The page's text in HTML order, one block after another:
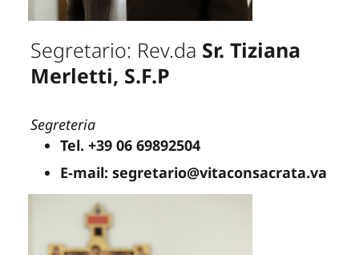
Segretario: Rev.da Sr. Tiziana
Merletti, S.F.P
Segreteria
Tel. +39 06 69892504
E-mail: segretario@vitaconsacrata.va